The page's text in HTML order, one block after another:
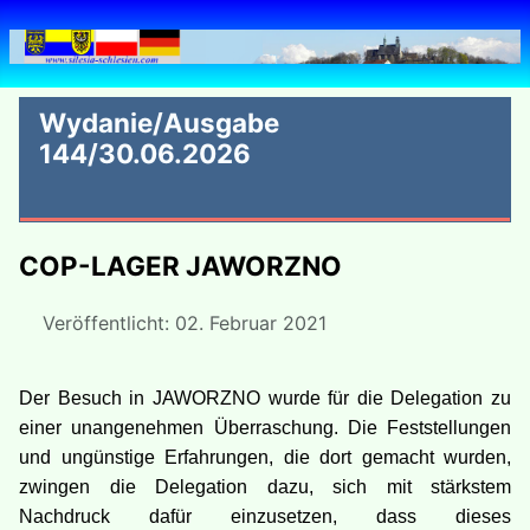
Wydanie/Ausgabe
144/30.06.2026
COP-LAGER JAWORZNO
Veröffentlicht: 02. Februar 2021
Der Besuch in JAWORZNO wurde für die Delegation zu
einer unangenehmen Überra­schung. Die Feststellungen
und ungünstige Erfahrungen, die dort gemacht wurden,
zwin­gen die Delegation dazu, sich mit stärkstem
Nachdruck dafür einzusetzen, dass dieses